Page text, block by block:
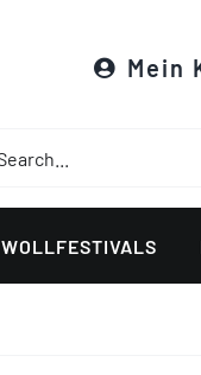
Mein
WOLLFESTIVALS